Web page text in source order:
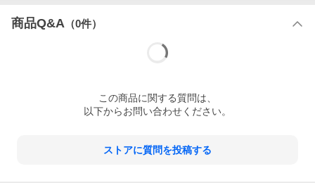
商品Q&A （0件）
この商品に関する質問は、
以下からお問い合わせください。
ストアに質問を投稿する